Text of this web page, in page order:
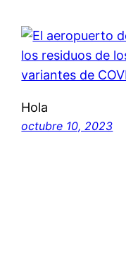
Hola
octubre 10, 2023